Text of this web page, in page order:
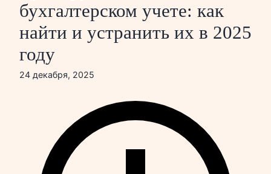
бухгалтерском учете: как
найти и устранить их в 2025
году
24 декабря, 2025